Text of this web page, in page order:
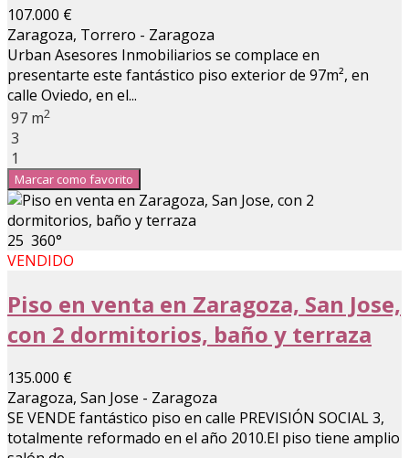
107.000 €
Zaragoza, Torrero - Zaragoza
Urban Asesores Inmobiliarios se complace en
presentarte este fantástico piso exterior de 97m², en
calle Oviedo, en el...
97 m2
3
1
Marcar como favorito
25 360°
VENDIDO
Piso en venta en Zaragoza, San Jose,
con 2 dormitorios, baño y terraza
135.000 €
Zaragoza, San Jose - Zaragoza
SE VENDE fantástico piso en calle PREVISIÓN SOCIAL 3,
totalmente reformado en el año 2010.El piso tiene amplio